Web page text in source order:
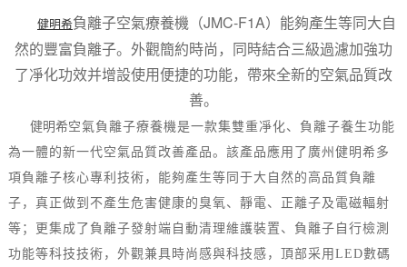
健明希負離子空氣療養機（JMC-F1A）能夠產生等同大自
然的豐富負離子。外觀簡約時尚，同時結合三級過濾加強功
了凈化功效并增設使用便捷的功能，帶來全新的空氣品質改
善。
健明希空氣負離子療養機是一款集雙重凈化、負離子養生功能
為一體的新一代空氣品質改善產品。該產品應用了廣州健明希多
項負離子核心專利技術，能夠產生等同于大自然的高品質負離
子，真正做到不產生危害健康的臭氧、靜電、正離子及電磁輻射
等；更集成了負離子發射端自動清理維護裝置、負離子自行檢測
功能等科技技術，外觀兼具時尚感與科技感，頂部采用LED數碼